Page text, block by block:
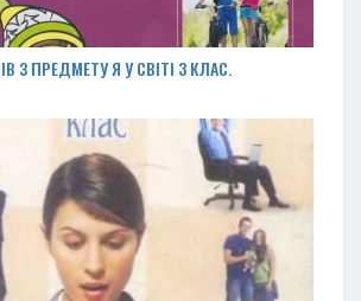
З ПРЕДМЕТУ Я У СВІТІ 3 КЛАС.